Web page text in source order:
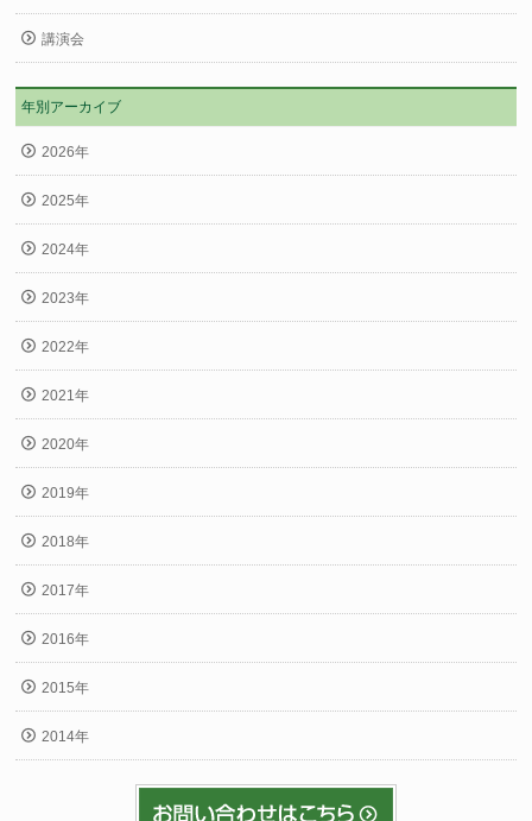
講演会
年別アーカイブ
2026年
2025年
2024年
2023年
2022年
2021年
2020年
2019年
2018年
2017年
2016年
2015年
2014年